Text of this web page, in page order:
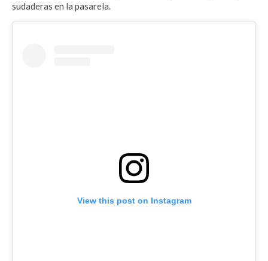
sudaderas en la pasarela.
View this post on Instagram